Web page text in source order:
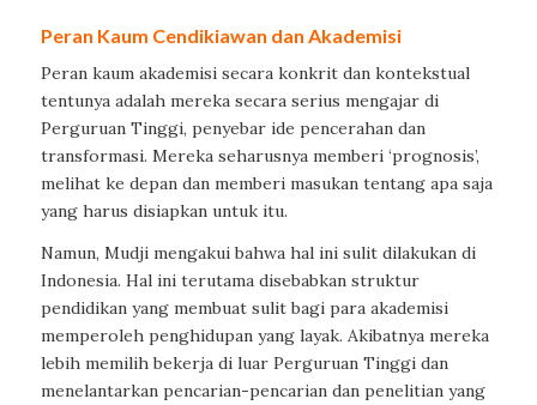
Peran Kaum Cendikiawan dan Akademisi
Peran kaum akademisi secara konkrit dan kontekstual
tentunya adalah mereka secara serius mengajar di
Perguruan Tinggi, penyebar ide pencerahan dan
transformasi. Mereka seharusnya memberi ‘prognosis’,
melihat ke depan dan memberi masukan tentang apa saja
yang harus disiapkan untuk itu.
Namun, Mudji mengakui bahwa hal ini sulit dilakukan di
Indonesia. Hal ini terutama disebabkan struktur
pendidikan yang membuat sulit bagi para akademisi
memperoleh penghidupan yang layak. Akibatnya mereka
lebih memilih bekerja di luar Perguruan Tinggi dan
menelantarkan pencarian-pencarian dan penelitian yang